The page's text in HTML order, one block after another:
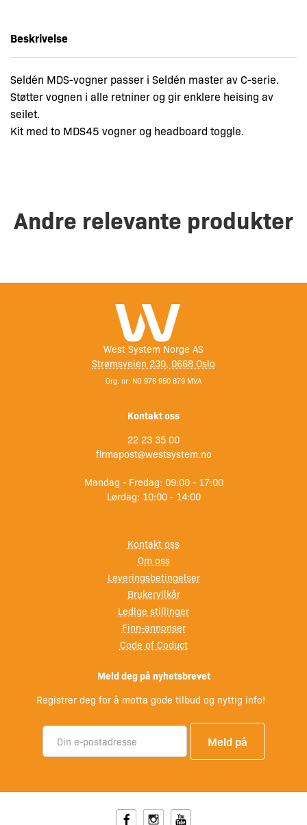
Beskrivelse
Seldén MDS-vogner passer i Seldén master av C-serie.
Støtter vognen i alle retniner og gir enklere heising av
seilet.
Kit med to MDS45 vogner og headboard toggle.
Andre relevante produkter
West System Norge AS
Strømsveien 230, 0668 Oslo
Org. nr: NO 976 950 879 MVA
Kontakt oss
22 23 35 00
firmapost@westsystem.no
Mandag - Fredag: 09:00 - 17:00
Lørdag: 10:00 - 14:00
Kontakt oss
Om oss
Leveringsbetingelser
Brukervilkår
Ledige stillinger
Finn-annonser
Code of Coduct
Meld deg på nyhetsbrevet
Registrer deg for å motta gode tilbud og nyttig info!
FacebookInstagramYoutube